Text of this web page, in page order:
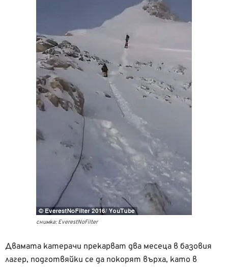
снимка: EverestNoFilter
Двамата катерачи прекарват два месеца в базовия
лагер, подготвяйки се да покорят върха, като в